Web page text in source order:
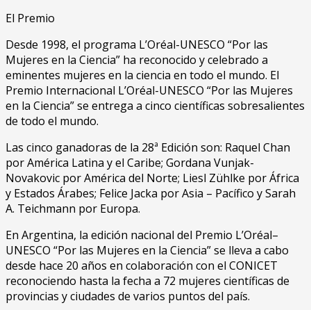
El Premio
Desde 1998, el programa L’Oréal-UNESCO “Por las
Mujeres en la Ciencia” ha reconocido y celebrado a
eminentes mujeres en la ciencia en todo el mundo. El
Premio Internacional L’Oréal-UNESCO “Por las Mujeres
en la Ciencia” se entrega a cinco científicas sobresalientes
de todo el mundo.
Las cinco ganadoras de la 28ª Edición son: Raquel Chan
por América Latina y el Caribe; Gordana Vunjak-
Novakovic por América del Norte; Liesl Zühlke por África
y Estados Árabes; Felice Jacka por Asia – Pacífico y Sarah
A. Teichmann por Europa.
En Argentina, la edición nacional del Premio L’Oréal–
UNESCO “Por las Mujeres en la Ciencia” se lleva a cabo
desde hace 20 años en colaboración con el CONICET
reconociendo hasta la fecha a 72 mujeres científicas de
provincias y ciudades de varios puntos del país.